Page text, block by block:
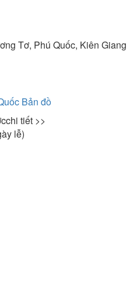
Tơ, Phú Quốc, Kiên Giang
Bản đồ
chi tiết >>
lễ)